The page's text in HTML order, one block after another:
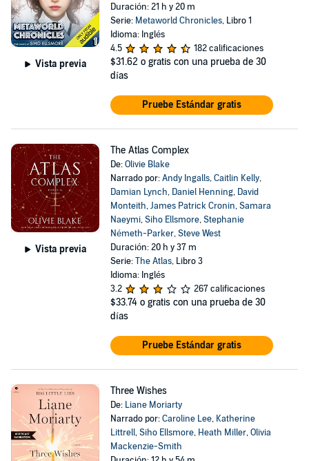
Vista previa
Duración: 21 h y 20 m
Serie: Metaworld Chronicles, Libro 1
Idioma: Inglés
4.5
182 calificaciones
$31.62 o gratis con una prueba de 30
días
Pruebe Estándar gratis
Vista previa
The Atlas Complex
De:Olivie Blake
Narrado por:Andy Ingalls,Caitlin Kelly,
Damian Lynch, Daniel Henning, David
Monteith,James Patrick Cronin,Samara
Naeymi,Siho Ellsmore,Stephanie
Németh-Parker,Steve West
Duración: 20 h y 37 m
Serie:The Atlas, Libro 3
Idioma: Inglés
3.2
267 calificaciones
$33.74 o gratis con una prueba de 30
días
Pruebe Estándar gratis
Three Wishes
De: Liane Moriarty
Narrado por:Caroline Lee, Katherine
Littrell,Siho Ellsmore, Heath Miller,Olivia
Mackenzie-Smith